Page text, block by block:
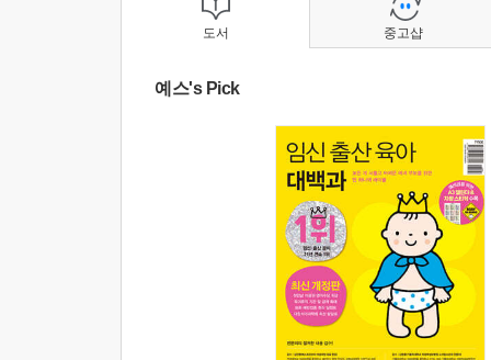
도서
예스's Pick
중고샵